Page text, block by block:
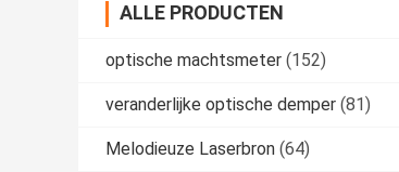
ALLE PRODUCTEN
optische machtsmeter (152)
veranderlijke optische demper (81)
Melodieuze Laserbron (64)